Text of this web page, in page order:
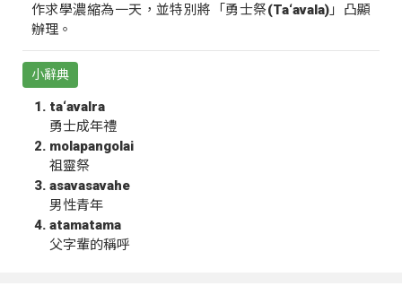
作求學濃縮為一天，並特別將「勇士祭(Ta‘avala)」凸顯
辦理。
小辭典
ta‘avalra
勇士成年禮
molapangolai
祖靈祭
asavasavahe
男性青年
atamatama
父字輩的稱呼